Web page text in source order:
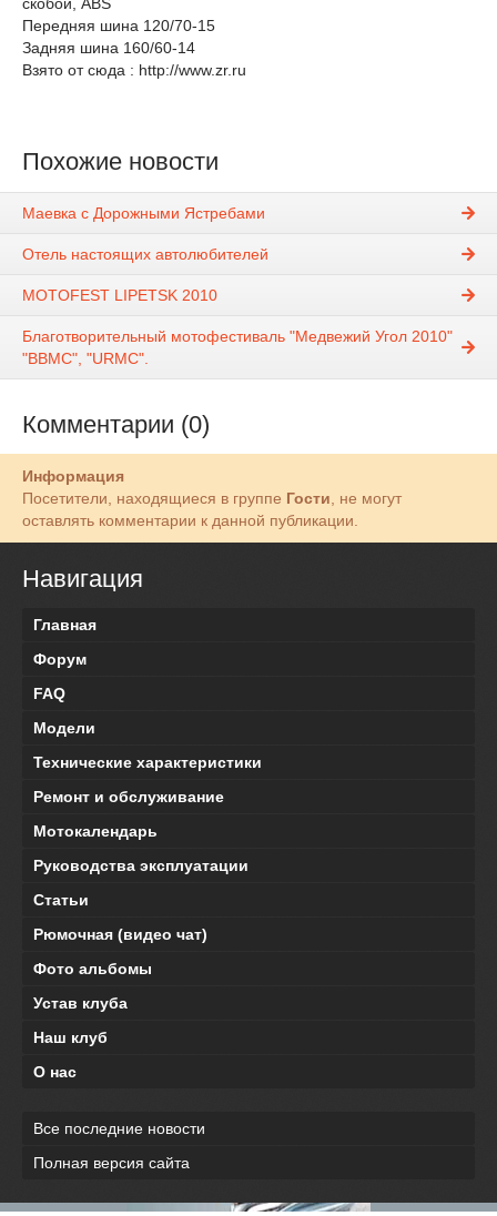
скобой, ABS
Передняя шина 120/70-15
Задняя шина 160/60-14
Взято от сюда : http://www.zr.ru
Похожие новости
Маевка с Дорожными Ястребами
Отель настоящих автолюбителей
MOTOFEST LIPETSK 2010
Благотворительный мотофестиваль "Медвежий Угол 2010"
"ВВМС", "URMC".
Комментарии (0)
Информация
Посетители, находящиеся в группе Гости , не могут
оставлять комментарии к данной публикации.
Навигация
Главная
Форум
FAQ
Модели
Технические характеристики
Ремонт и обслуживание
Мотокалендарь
Руководства эксплуатации
Статьи
Рюмочная (видео чат)
Фото альбомы
Устав клуба
Наш клуб
О нас
Все последние новости
Полная версия сайта